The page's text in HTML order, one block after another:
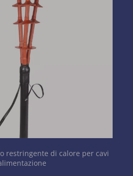
restringente di calore per cavi